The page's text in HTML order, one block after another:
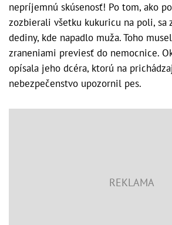
nepríjemnú skúsenosť! Po tom, ako
zozbierali všetku kukuricu na poli, sa
dediny, kde napadlo muža. Toho
zraneniami previesť do nemocnice.
opísala jeho dcéra, ktorú na
nebezpečenstvo upozornil pes.